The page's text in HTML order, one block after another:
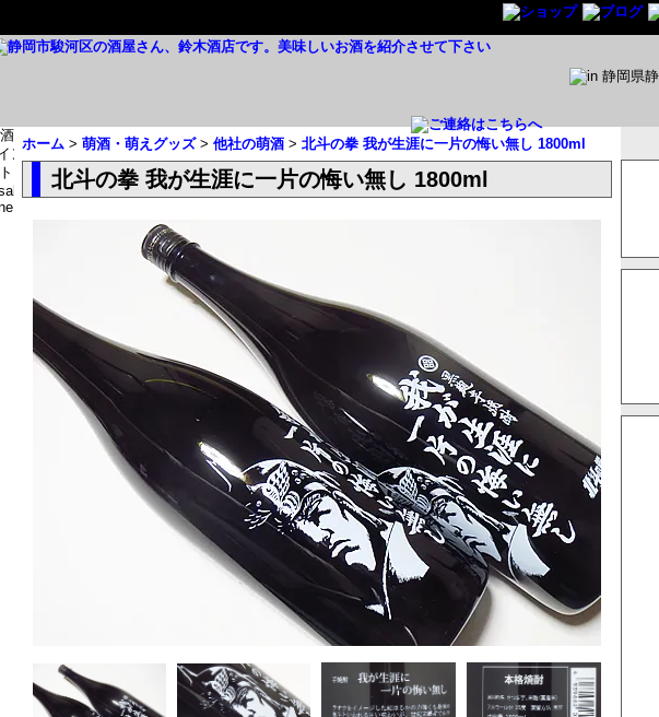
ホーム > 萌酒・萌えグッズ> 他社の萌酒 > 北斗の拳 我が生涯に一片の悔い無し 1800ml
北斗の拳 我が生涯に一片の悔い無し 1800ml